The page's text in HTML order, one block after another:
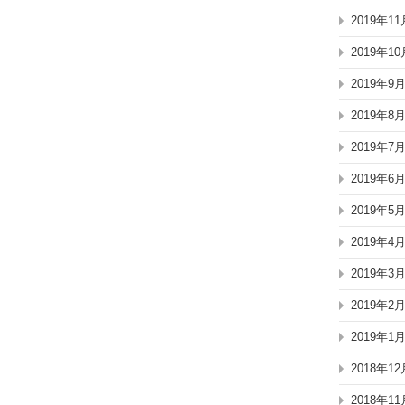
2019年11
2019年10
2019年9月
2019年8月
2019年7月
2019年6月
2019年5月
2019年4月
2019年3月
2019年2月
2019年1月
2018年12
2018年11